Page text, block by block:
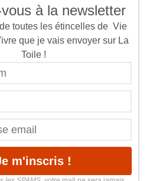
à la newsletter
toutes les étincelles de Vie
que je vais envoyer sur La
Toile !